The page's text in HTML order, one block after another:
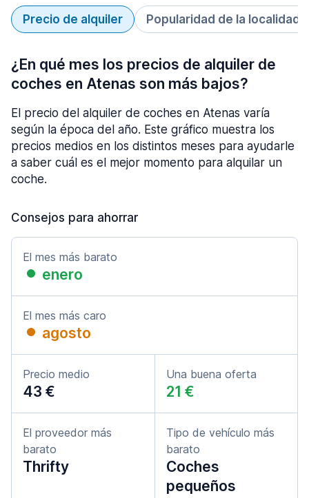
Precio de alquiler Popularidad de la localidad
¿En qué mes los precios de alquiler de
coches en Atenas son más bajos?
El precio del alquiler de coches en Atenas varía
según la época del año. Este gráfico muestra los
precios medios en los distintos meses para ayudarle
a saber cuál es el mejor momento para alquilar un
coche.
Consejos para ahorrar
El mes más barato
enero
El mes más caro
agosto
Precio medio
43 €
Una buena oferta
21 €
El proveedor más
barato
Thrifty
Tipo de vehículo más
barato
Coches
pequeños